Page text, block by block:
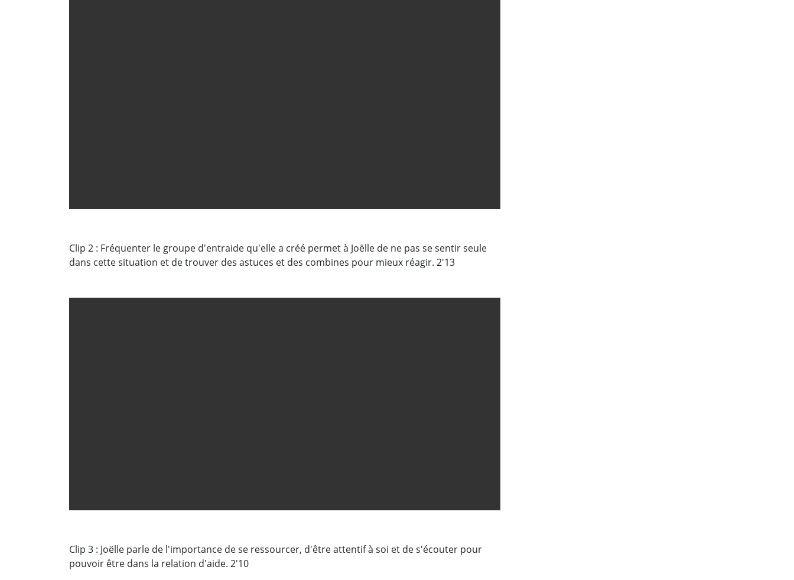
Clip 2 : Fréquenter le groupe d'entraide qu'elle a créé permet à Joëlle de ne pas se sentir seule
dans cette situation et de trouver des astuces et des combines pour mieux réagir. 2'13
Clip 3 : Joëlle parle de l'importance de se ressourcer, d'être attentif à soi et de s'écouter pour
pouvoir être dans la relation d'aide. 2'10